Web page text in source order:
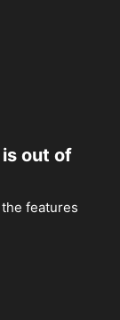
out of
features